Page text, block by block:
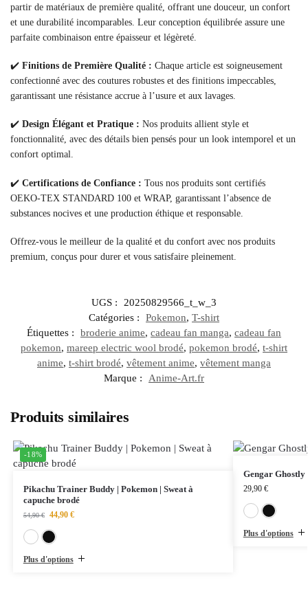
partir de matériaux de première qualité, offrant une douceur, un confort
et une durabilité incomparables. Leur conception équilibrée assure une
parfaite combinaison entre épaisseur et légèreté.
✔️ Finitions de Première Qualité : Chaque article est soigneusement
confectionné avec des coutures robustes et des finitions impeccables,
garantissant une résistance accrue à l’usure et aux lavages.
✔️ Design Élégant et Pratique : Nos produits allient style et
fonctionnalité, avec des détails bien pensés pour un look intemporel et un
confort optimal.
✔️ Certifications de Confiance : Tous nos produits sont certifiés
OEKO-TEX STANDARD 100 et WRAP, garantissant l’absence de
substances nocives et une production éthique et responsable.
Offrez-vous le meilleur de la qualité et du confort avec nos produits
premium, conçus pour durer et vous satisfaire pleinement.
UGS :
20250829566_t_w_3
Catégories :
Pokemon, T-shirt
Étiquettes :
broderie anime, cadeau fan manga, cadeau fan
pokemon, mareep electric wool brodé, pokemon brodé, t-shirt
anime, t-shirt brodé, vêtement anime, vêtement manga
Marque :
Anime-Art.fr
Produits similaires
-18%
Pikachu Trainer Buddy | Pokemon | Sweat à
capuche brodé
54,90€ 44,90 €
Plus d'options
Gengar Ghostly
29,90 €
Plus d'options